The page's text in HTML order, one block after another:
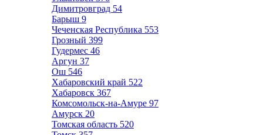
Димитровград 54
Барыш 9
Чеченская Республика 553
Грозный 399
Гудермес 46
Аргун 37
Ош 546
Хабаровский край 522
Хабаровск 367
Комсомольск-на-Амуре 97
Амурск 20
Томская область 520